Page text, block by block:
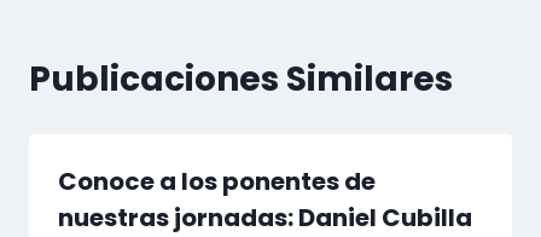
Publicaciones Similares
Conoce a los ponentes de
nuestras jornadas: Daniel Cubilla